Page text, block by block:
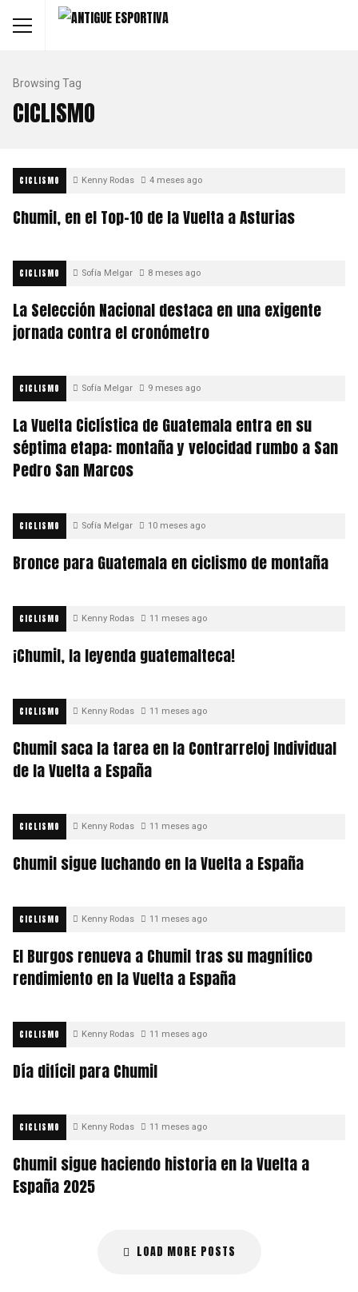
Browsing Tag
CICLISMO
CICLISMO Kenny Rodas 4 meses ago
Chumil, en el Top-10 de la Vuelta a Asturias
CICLISMO Sofía Melgar 8 meses ago
La Selección Nacional destaca en una exigente
jornada contra el cronómetro
CICLISMO Sofía Melgar 9 meses ago
La Vuelta Ciclística de Guatemala entra en su
séptima etapa: montaña y velocidad rumbo a San
Pedro San Marcos
CICLISMO Sofía Melgar 10 meses ago
Bronce para Guatemala en ciclismo de montaña
CICLISMO Kenny Rodas 11 meses ago
¡Chumil, la leyenda guatemalteca!
CICLISMO Kenny Rodas 11 meses ago
Chumil saca la tarea en la Contrarreloj Individual
de la Vuelta a España
CICLISMO Kenny Rodas 11 meses ago
Chumil sigue luchando en la Vuelta a España
CICLISMO Kenny Rodas 11 meses ago
El Burgos renueva a Chumil tras su magnífico
rendimiento en la Vuelta a España
CICLISMO Kenny Rodas 11 meses ago
Día difícil para Chumil
CICLISMO Kenny Rodas 11 meses ago
Chumil sigue haciendo historia en la Vuelta a
España 2025
LOAD MORE POSTS